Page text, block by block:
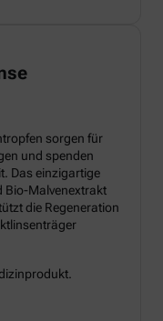
sorgen für
und spenden
Das einzigartige
Bio-Malvenextrakt
die Regeneration